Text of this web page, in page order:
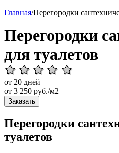
Главная/Перегородки
Перегородки
для туалетов
от 20 дней
от 3 250 руб./м2
Заказать
Перегородки
туалетов